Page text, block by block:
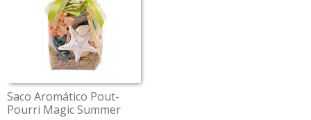
Saco Aromático Pout-
Pourri Magic Summer